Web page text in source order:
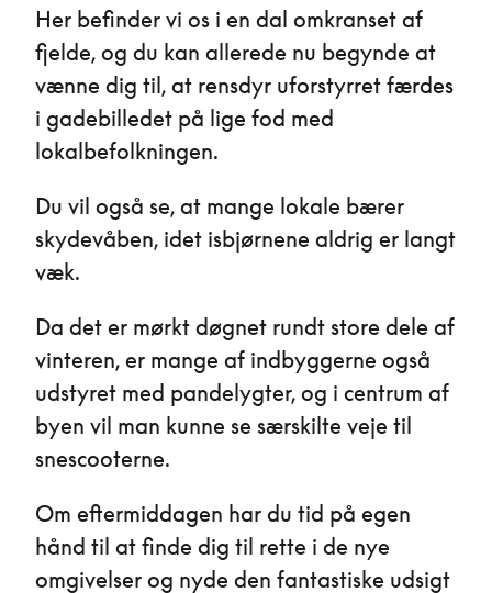
Her befinder vi os i en dal omkranset af
fjelde, og du kan allerede nu begynde at
vænne dig til, at rensdyr uforstyrret færdes
i gadebilledet på lige fod med
lokalbefolkningen.
Du vil også se, at mange lokale bærer
skydevåben, idet isbjørnene aldrig er langt
væk.
Da det er mørkt døgnet rundt store dele af
vinteren, er mange af indbyggerne også
udstyret med pandelygter, og i centrum af
byen vil man kunne se særskilte veje til
snescooterne.
Om eftermiddagen har du tid på egen
hånd til at finde dig til rette i de nye
omgivelser og nyde den fantastiske udsigt